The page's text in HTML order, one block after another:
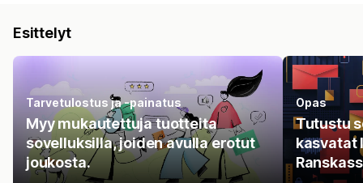
Esittelyt
Tarvetulostus ja -painatus
Myy mukautettuja tuotteita
sovelluksilla, joiden avulla erotut
joukosta.
Opas
Tutustu
kasvatat